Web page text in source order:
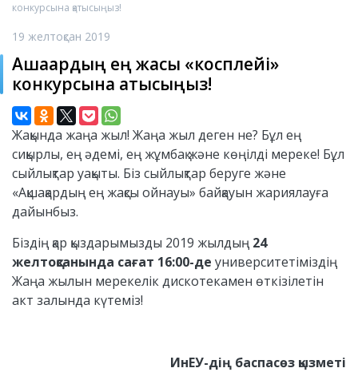
конкурсына қатысыңыз!
19 желтоқсан 2019
Ақшақардың ең жақсы «косплейі»
конкурсына қатысыңыз!
Жақында жаңа жыл! Жаңа жыл деген не? Бұл ең
сиқырлы, ең әдемі, ең жұмбақ және көңілді мереке! Бұл
сыйлықтар уақыты. Біз сыйлықтар беруге және
«Ақшақардың ең жақсы ойнауы» байқауын жариялауға
дайынбыз.
Біздің қар қыздарымызды 2019 жылдың 24
желтоқсанында сағат 16:00-де университетіміздің
Жаңа жылын мерекелік дискотекамен өткізілетін
акт залында күтеміз!
ИнЕУ-дің баспасөз қызметі